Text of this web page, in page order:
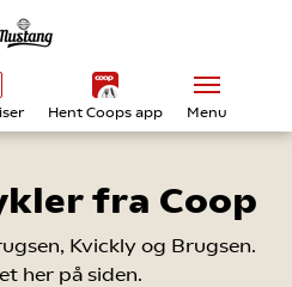
Hent Coops app Menu
fra Coop
Kvickly og Brugsen.
her på siden.